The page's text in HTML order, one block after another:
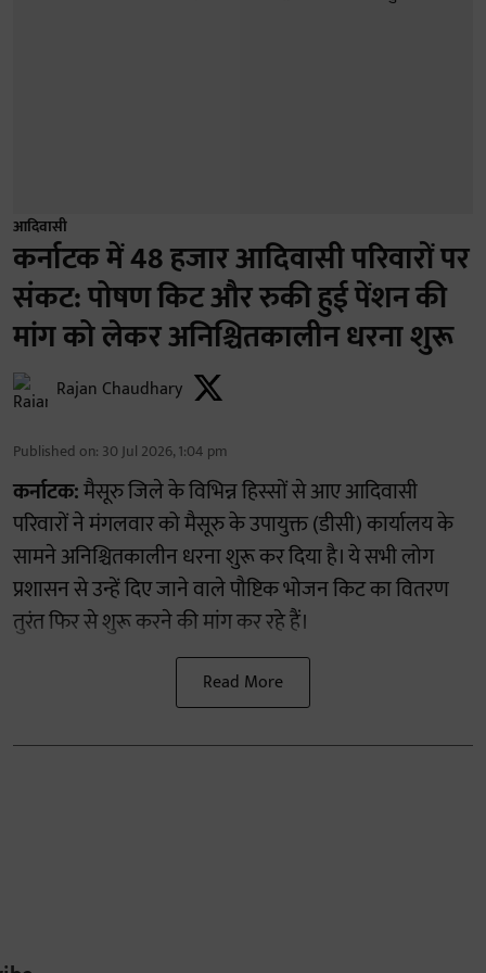
आदिवासी
कर्नाटक में 48 हजार आदिवासी परिवारों पर
संकट: पोषण किट और रुकी हुई पेंशन की
मांग को लेकर अनिश्चितकालीन धरना शुरू
Rajan Chaudhary
Published on: 30 Jul 2026, 1:04 pm
कर्नाटक:मैसूरु जिले के विभिन्न हिस्सों से आए आदिवासी
परिवारों ने मंगलवार को मैसूरु के उपायुक्त (डीसी) कार्यालय के
सामने अनिश्चितकालीन धरना शुरू कर दिया है। ये सभी लोग
प्रशासन से उन्हें दिए जाने वाले पौष्टिक भोजन किट का वितरण
तुरंत फिर से शुरू करने की मांग कर रहे हैं।
Read More